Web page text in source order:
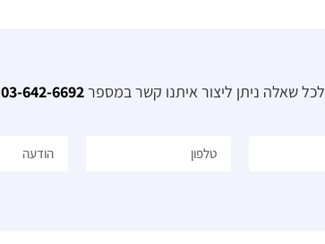
לכל שאלה ניתן ליצור איתנו קשר במספר03-642-6692